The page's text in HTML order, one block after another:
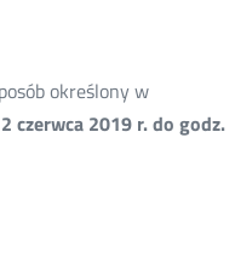
określony w
czerwca 2019 r. do godz.